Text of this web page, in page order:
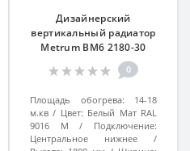
Дизайнерский
вертикальный радиатор
Metrum BM6 2180-30
1800/255 Белый Мат Ral
9016M подкл.99
0
Площадь обогрева:
14-18
м.кв
Цвет: Белый Мат RAL
9016 M
Подключение:
Центральное нижнее